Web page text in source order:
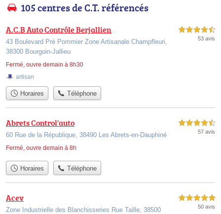
105 centres de C.T. référencés
A.C.B Auto Contrôle Berjallien
43 Boulevard Pré Pommier Zone Artisanale Champfleuri,
38300 Bourgoin-Jallieu
Fermé, ouvre demain à 8h30
4,5 étoiles sur 5
53 avis
artisan
Horaires Téléphone
Abrets Control'auto
60 Rue de la République, 38490 Les Abrets-en-Dauphiné
Fermé, ouvre demain à 8h
4,5 étoiles sur 5
57 avis
Horaires Téléphone
Acev
Zone Industrielle des Blanchisseries Rue Taille, 38500
5,0 étoiles sur 5
50 avis